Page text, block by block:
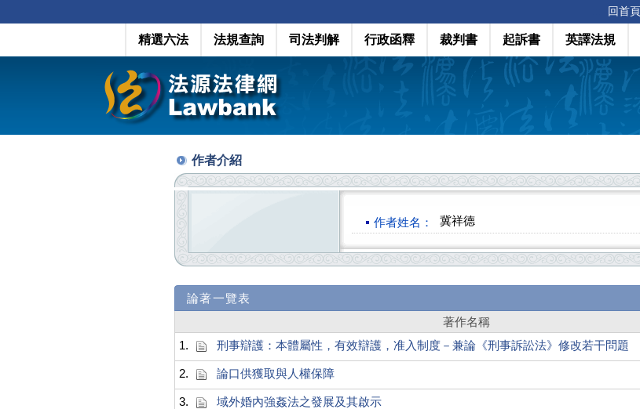
回首頁
精選六法 法規查詢 司法判解 行政函釋 裁判書 起訴書 英譯法規
作者介紹
作者姓名： 冀祥德
論著一覽表
著作名稱
1.
刑事辯護：本體屬性，有效辯護，准入制度－兼論《刑事訴訟法》修改若干問題
2. 論口供獲取與人權保障
3. 域外婚內強姦法之發展及其啟示